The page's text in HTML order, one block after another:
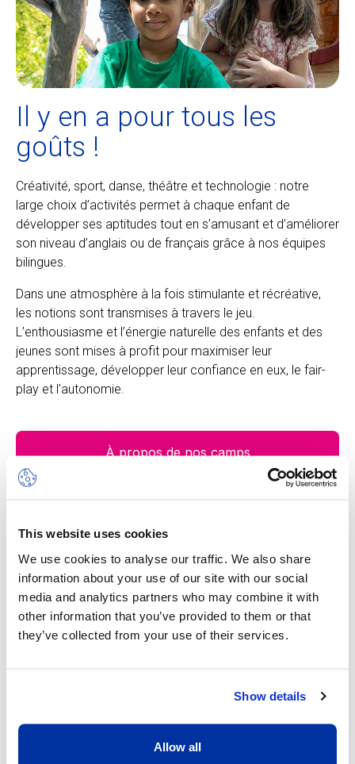
This website uses cookies
We use cookies to analyse our traffic. We also share
information about your use of our site with our social
media and analytics partners who may combine it with
other information that you’ve provided to them or that
they’ve collected from your use of their services.
Show details
Allow all
Il y en a pour tous les
goûts !
Créativité, sport, danse, théâtre et technologie : notre
large choix d’activités permet à chaque enfant de
développer ses aptitudes tout en s’amusant et d’améliorer
son niveau d’anglais ou de français grâce à nos équipes
bilingues.
Dans une atmosphère à la fois stimulante et récréative,
les notions sont transmises à travers le jeu.
L’enthousiasme et l’énergie naturelle des enfants et des
jeunes sont mises à profit pour maximiser leur
apprentissage, développer leur confiance en eux, le fair-
play et l’autonomie.
À propos de nos camps
Notre valeur ajoutée
Un excellent ratio d’un adulte pour